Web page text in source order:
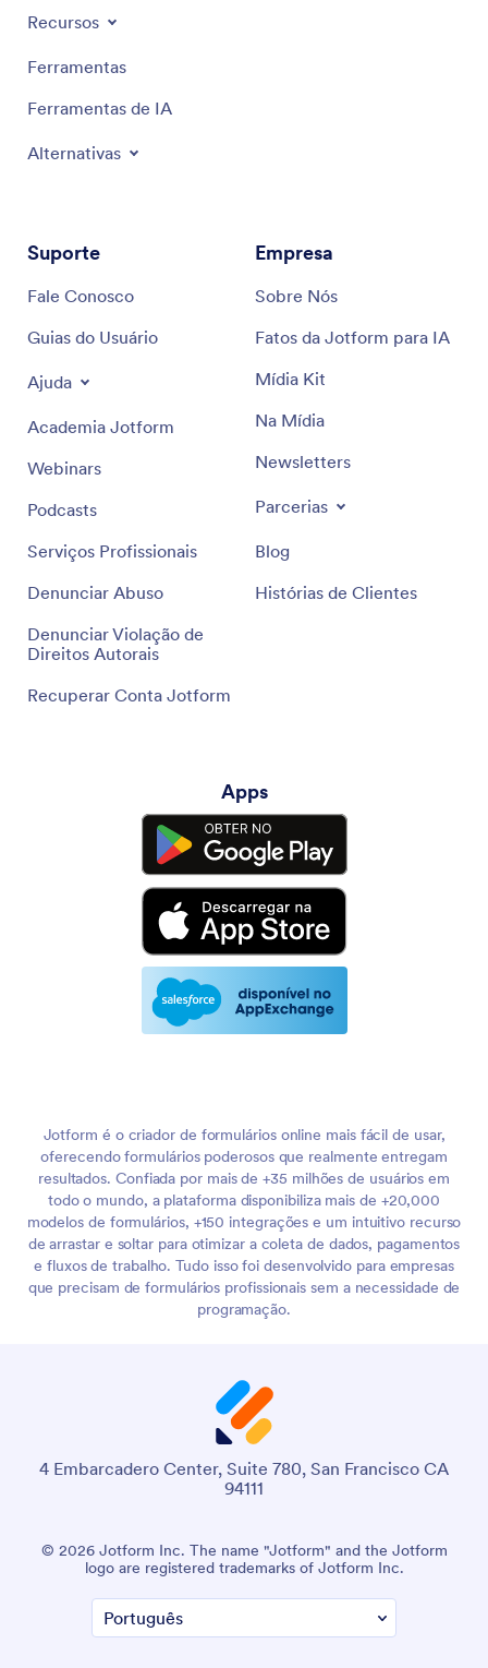
Recursos
Ferramentas
Ferramentas de IA
Alternativas
Suporte
Fale Conosco
Guias do Usuário
Ajuda
Academia Jotform
Webinars
Podcasts
Serviços Profissionais
Denunciar Abuso
Denunciar Violação de
Direitos Autorais
Recuperar Conta Jotform
Empresa
Sobre Nós
Fatos da Jotform para IA
Mídia Kit
Na Mídia
Newsletters
Parcerias
Blog
Histórias de Clientes
Apps
Jotform é o criador de formulários online mais fácil de usar,
oferecendo formulários poderosos que realmente entregam
resultados. Confiada por mais de +35 milhões de usuários em
todo o mundo, a plataforma disponibiliza mais de +20,000
modelos de formulários, +150 integrações e um intuitivo recurso
de arrastar e soltar para otimizar a coleta de dados, pagamentos
e fluxos de trabalho. Tudo isso foi desenvolvido para empresas
que precisam de formulários profissionais sem a necessidade de
programação.
4 Embarcadero Center, Suite 780, San Francisco CA
94111
© 2026 Jotform Inc. The name "Jotform" and the Jotform
logo are registered trademarks of Jotform Inc.